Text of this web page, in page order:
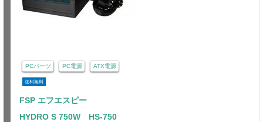
PCパーツ PC電源 ATX電源
送料無料
FSP エフエスピー
HYDRO S 750W HS-750